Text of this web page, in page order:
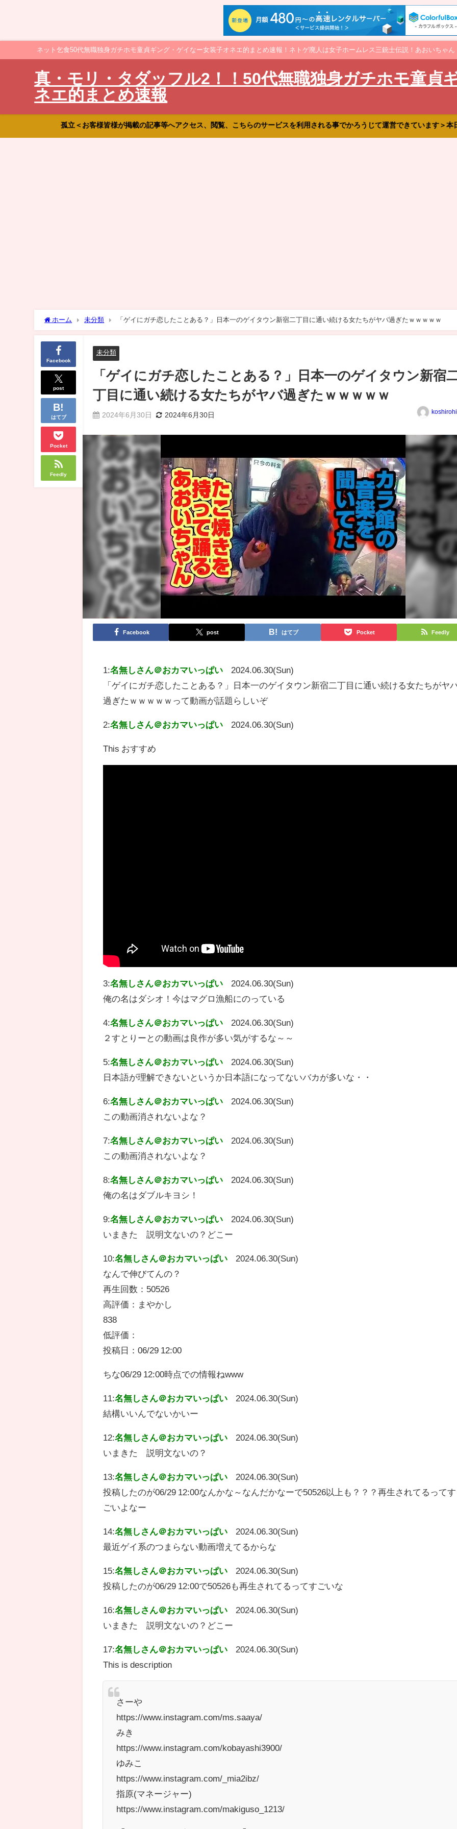
ネット乞食50代無職独身ガチホモ童貞ギング・ゲイなー女装子オネエ的まとめ速報！ネトゲ廃人は女子ホームレス三銃士伝説！あおいちゃ
真・モリ・タダッフル2！！50代無職独身ガチホモ童貞
ネエ的まとめ速報
孤立＜お客様皆様が掲載の記事等へアクセス、閲覧、こちらのサービスを利用される事でかろうじて運営できています＞
ホーム 未分類 「ゲイにガチ恋したことある？」日本一のゲイタウン新宿二丁目に通い続ける女たちがヤバ過ぎたｗｗｗｗｗ
Facebook
post
はてブ
Pocket
Feedly
未分類
「ゲイにガチ恋したことある？」日本一のゲイタウン新宿
丁目に通い続ける女たちがヤバ過ぎたｗｗｗｗｗ
2024年6月30日 2024年6月30日
Facebook post はてブ Pocket Feedly
1:名無しさん＠おカマいっぱい
2024.06.30(Sun)
「ゲイにガチ恋したことある？」日本一のゲイタウン新宿二丁目に通い続ける女たちがヤ
過ぎたｗｗｗｗｗって動画が話題らしいぞ
2:名無しさん＠おカマいっぱい 2024.06.30(Sun)
This おすすめ
3:名無しさん＠おカマいっぱい
2024.06.30(Sun)
俺の名はダシオ！今はマグロ漁船にのっている
4:名無しさん＠おカマいっぱい
2024.06.30(Sun)
２すとりーとの動画は良作が多い気がするな～～
5:名無しさん＠おカマいっぱい
2024.06.30(Sun)
日本語が理解できないというか日本語になってないバカが多いな・・
6:名無しさん＠おカマいっぱい
2024.06.30(Sun)
この動画消されないよな？
7:名無しさん＠おカマいっぱい
2024.06.30(Sun)
この動画消されないよな？
8:名無しさん＠おカマいっぱい
2024.06.30(Sun)
俺の名はダブルキヨシ！
9:名無しさん＠おカマいっぱい
2024.06.30(Sun)
いまきた 説明文ないの？どこー
10:名無しさん＠おカマいっぱい
2024.06.30(Sun)
なんで伸びてんの？
再生回数：50526
高評価：まやかし
838
低評価：
投稿日：06/29 12:00
ちな06/29 12:00時点での情報ねwww
11:名無しさん＠おカマいっぱい
2024.06.30(Sun)
結構いいんでないかいー
12:名無しさん＠おカマいっぱい
2024.06.30(Sun)
いまきた 説明文ないの？
13:名無しさん＠おカマいっぱい
2024.06.30(Sun)
投稿したのが06/29 12:00なんかな～なんだかなーで50526以上も？？？再生されてるってす
ごいよなー
14:名無しさん＠おカマいっぱい
2024.06.30(Sun)
最近ゲイ系のつまらない動画増えてるからな
15:名無しさん＠おカマいっぱい
2024.06.30(Sun)
投稿したのが06/29 12:00で50526も再生されてるってすごいな
16:名無しさん＠おカマいっぱい
2024.06.30(Sun)
いまきた 説明文ないの？どこー
17:名無しさん＠おカマいっぱい
2024.06.30(Sun)
This is description
さーや
https://www.instagram.com/ms.saaya/
みき
https://www.instagram.com/kobayashi3900/
ゆみこ
https://www.instagram.com/_mia2ibz/
指原(マネージャー)
https://www.instagram.com/makiguso_1213/